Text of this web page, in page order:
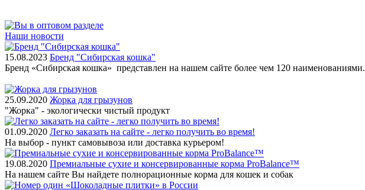
Наши новости
15.08.2023 Бренд "Сибирская кошка"
Бренд «Сибирская кошка» представлен на нашем сайте более чем 120 наименованиями.
25.09.2020 Жорка для грызунов
"Жорка" - экологически чистый продукт
01.09.2020 Легко заказать на сайте - легко получить во время!
На выбор - пункт самовывоза или доставка курьером!
19.08.2020 Премиальные сухие и консервированные корма ProBalance™
На нашем сайте Вы найдете полнорационные корма для кошек и собак